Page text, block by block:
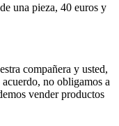
una pieza, 40 euros y
compañera y usted,
no obligamos a
vender productos